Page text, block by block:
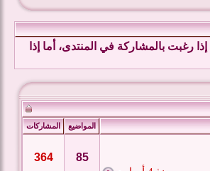
إذا رغبت بالمشاركة في المنتدى، أما إذا
المواضيع المشاركات
85
364